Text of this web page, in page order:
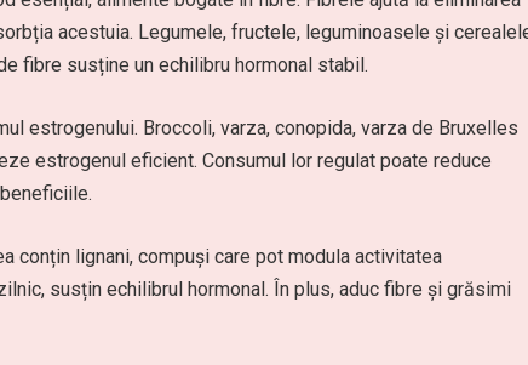
acestuia. Legumele, fructele, leguminoasele și
fibre susține un echilibru hormonal stabil.
estrogenului. Broccoli, varza, conopida, varza de Bruxelles
estrogenul eficient. Consumul lor regulat poate reduce
conțin lignani, compuși care pot modula activitatea
susțin echilibrul hormonal. În plus, aduc fibre și grăsimi